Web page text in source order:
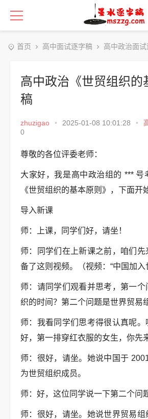
首页 高中面试逐字稿 高中政治面
高中政治《世贸组织的
稿
zhuzigao • 2025-01-08 10:01:28 •
0
尊敬的各位评委老师：
大家好，我是高中政治组的 *** 号
《世贸组织的基本原则》，下面开
导入新课
师：上课，同学们好，请坐！
师：同学们在上新课之前，咱们
备了这则视频。（视频：“中国加入
师：请同学们观看并思考，第一个
织的时间？第二个问题是世界贸易
师：我看同学们思考得很认真呢。
好，第一排穿红衣服的女生，你先
师：很好，请坐。她说中国于
为世贸组织成员。
师：好，这位同学说一下第二个问
师：很好，请坐。她说世界贸易